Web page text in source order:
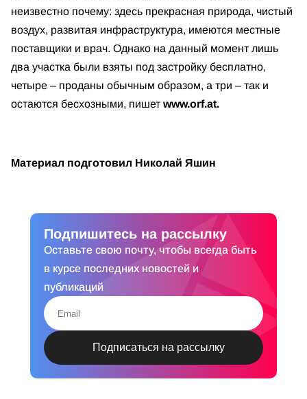
неизвестно почему: здесь прекрасная природа, чистый
воздух, развитая инфраструктура, имеются местные
поставщики и врач. Однако на данный момент лишь
два участка были взяты под застройку бесплатно,
четыре – проданы обычным образом, а три – так и
остаются бесхозными, пишет www.orf.at.
Материал подготовил Николай Яшин
Подпишитесь на рассылку
Оставьте свою почту, чтобы всегда быть
в курсе последних новостей и
публикаций